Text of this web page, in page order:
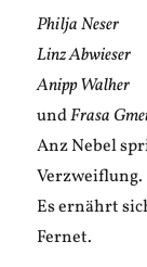
Philja Neser
Linz Abwieser
Anipp Walher
undFrasa
Anz Nebel
Verzweiflung.
Es ernährt
Fernet.